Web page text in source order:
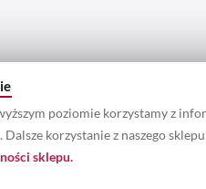
poziomie korzystamy z
korzystanie z naszego
sklepu.
do wszystkich informacji oraz